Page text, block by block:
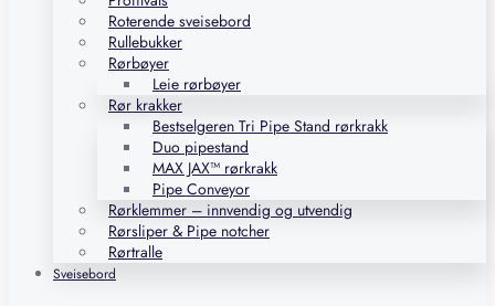
Roterende sveisebord
Rullebukker
Rørbøyer
Leie rørbøyer
Rør krakker
Bestselgeren Tri Pipe Stand rørkrakk
Duo pipestand
MAX JAX™ rørkrakk
Pipe Conveyor
Rørklemmer – innvendig og utvendig
Rørsliper & Pipe notcher
Rørtralle
Sveisebord